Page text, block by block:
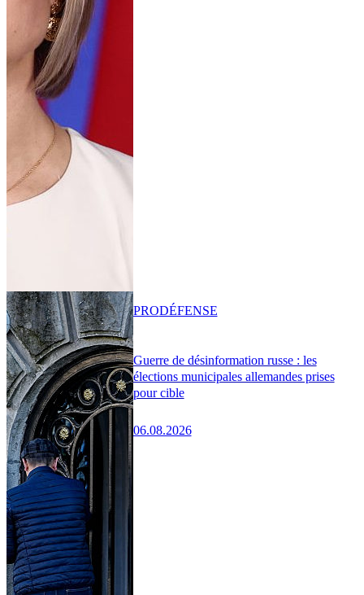
Guerre de désinformation russe : les
élections municipales allemandes prises
pour cible
06.08.2026
PRODÉFENSE